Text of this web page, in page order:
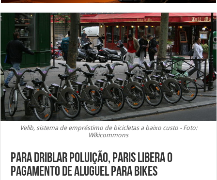
Velib, sistema de empréstimo de bicicletas a baixo custo - Foto:
Wikicommons
Para driblar poluição, Paris libera o
pagamento de aluguel para bikes